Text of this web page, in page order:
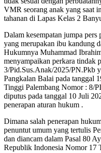
VMR seorang anak yang saat
tahanan di Lapas Kelas 2
Dalam kesempatan jumpa pers
yang merupakan ibu kandung
Hukumnya Muhammad
menyampaikan perkara tindak
3/Pid.Sus.Anak/2025/PN.Pkb
Pangkalan Balai pada tanggal
Tinggi Palembang Nomor : 8/
diputus pada tanggal 10 Juli
penerapan aturan hukum .
Dimana salah penerapan
penuntut umum yang tertulis
dan diancam dalam Pasal 80
Republik Indonesia Nomor 17